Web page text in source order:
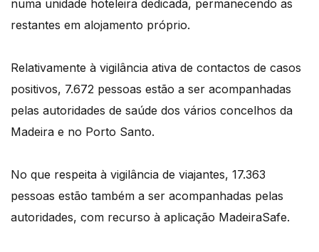
numa unidade hoteleira dedicada, permanecendo as
restantes em alojamento próprio.
Relativamente à vigilância ativa de contactos de casos
positivos, 7.672 pessoas estão a ser acompanhadas
pelas autoridades de saúde dos vários concelhos da
Madeira e no Porto Santo.
No que respeita à vigilância de viajantes, 17.363
pessoas estão também a ser acompanhadas pelas
autoridades, com recurso à aplicação MadeiraSafe.